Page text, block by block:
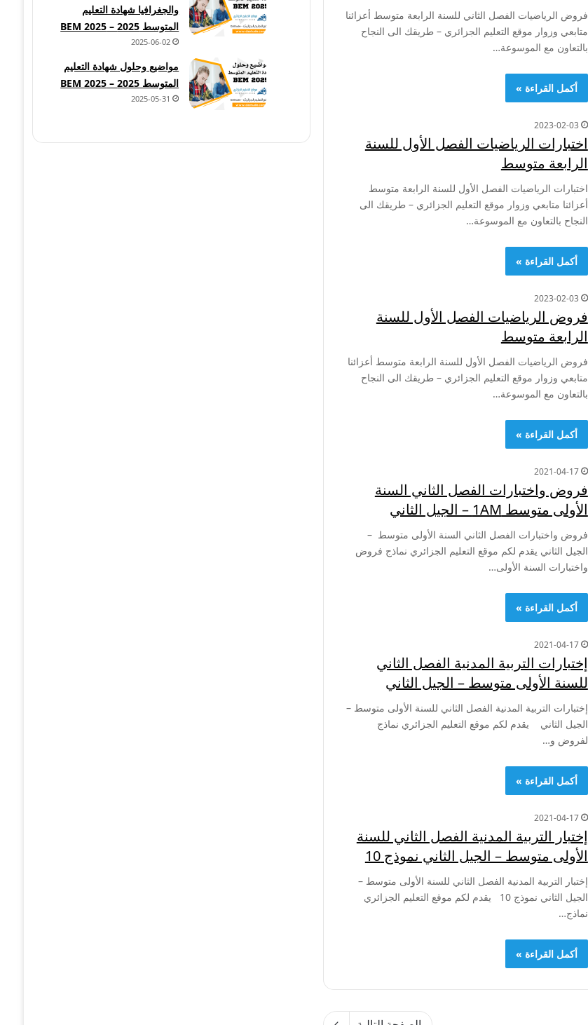
فروض الرياضيات الفصل الثاني للسنة الرابعة متوسط أعزائنا
متابعي وزوار موقع التعليم الجزائري – طريقك الى النجاح
بالتعاون مع الموسوعة…
أكمل القراءة »
2023-02-03
اختبارات الرياضيات الفصل الأول للسنة
الرابعة متوسط
اختبارات الرياضيات الفصل الأول للسنة الرابعة متوسط
أعزائنا متابعي وزوار موقع التعليم الجزائري – طريقك الى
النجاح بالتعاون مع الموسوعة…
أكمل القراءة »
2023-02-03
فروض الرياضيات الفصل الأول للسنة
الرابعة متوسط
فروض الرياضيات الفصل الأول للسنة الرابعة متوسط أعزائنا
متابعي وزوار موقع التعليم الجزائري – طريقك الى النجاح
بالتعاون مع الموسوعة…
أكمل القراءة »
2021-04-17
فروض واختبارات الفصل الثاني السنة
الأولى متوسط 1AM – الجيل الثاني
فروض واختبارات الفصل الثاني السنة الأولى متوسط –
الجيل الثاني يقدم لكم موقع التعليم الجزائري نماذج فروض
واختبارات السنة الأولى…
أكمل القراءة »
2021-04-17
إختبارات التربية المدنية الفصل الثاني
للسنة الأولى متوسط – الجيل الثاني
إختبارات التربية المدنية الفصل الثاني للسنة الأولى متوسط –
الجيل الثاني يقدم لكم موقع التعليم الجزائري نماذج
لفروض و…
أكمل القراءة »
2021-04-17
إختبار التربية المدنية الفصل الثاني للسنة
الأولى متوسط – الجيل الثاني نموذج 10
إختبار التربية المدنية الفصل الثاني للسنة الأولى متوسط –
الجيل الثاني نموذج 10 يقدم لكم موقع التعليم الجزائري
نماذج…
أكمل القراءة »
والجغرافيا شهادة التعليم
المتوسط 2025 – BEM 2025
2025-06-02
مواضيع وحلول شهادة التعليم
المتوسط 2025 – BEM 2025
2025-05-31